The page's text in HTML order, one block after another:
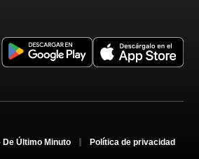
Último Minuto Política de privacidad